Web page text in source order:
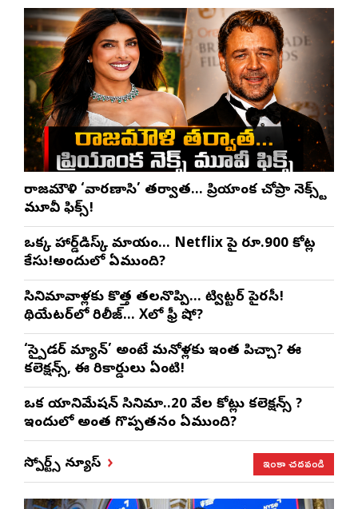
రాజమౌళి ‘వారణాసి’ తర్వాత… ప్రియాంక చోప్రా నెక్స్ట్
మూవీ ఫిక్స్!
ఒక్క హార్డ్‌డిస్క్ మాయం… Netflix పై రూ.900 కోట్ల
కేసు!అందులో ఏముంది?
సినిమావాళ్లకు కొత్త తలనొప్పి… ట్విట్టర్ పైరసీ!
థియేటర్‌లో రిలీజ్… Xలో ఫ్రీ షో?
‘స్పైడర్ మ్యాన్’ అంటే మనోళ్లకు ఇంత పిచ్చా? ఈ
కలెక్షన్స్, ఈ రికార్డులు ఏంటి!
ఒక యానిమేషన్ సినిమా..20 వేల కోట్లు కలెక్షన్స్ ?
ఇందులో అంత గొప్పతనం ఏముంది?
స్పోర్ట్స్ న్యూస్ ఇంకా చదవండి